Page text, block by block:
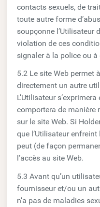
contacts sexuels, de
toute autre forme
soupçonne l’Utilisateur
violation de ces
signaler à la police ou à
5.2 Le site Web permet
directement un autre
L’Utilisateur
comportera de manière
sur le site Web. Si
que l’Utilisateur
peut (de façon
l’accès au site Web.
5.3 Avant qu’un
fournisseur et/ou un
n’a pas de maladies